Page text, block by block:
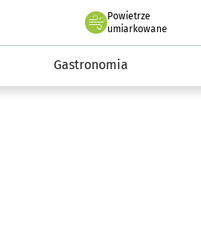
Powietrze
we Wrocławiu
umiarkowane
Gastronomia